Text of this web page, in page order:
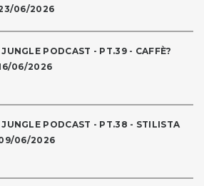
06/2026
JUNGLE PODCAST - PT.39 - CAFFÈ?
06/2026
JUNGLE PODCAST - PT.38 - STILISTA
06/2026